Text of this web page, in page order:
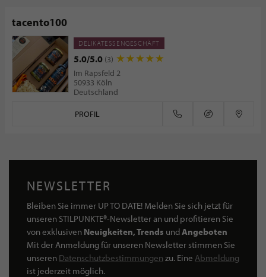
tacento100
DELIKATESSENGESCHÄFT
5.0/5.0 (3)
Im Rapsfeld 2
50933 Köln
Deutschland
PROFIL
NEWSLETTER
Bleiben Sie immer UP TO DATE! Melden Sie sich jetzt für
unseren STILPUNKTE®-Newsletter an und profitieren Sie
von exklusiven Neuigkeiten, Trends undAngeboten
Mit der Anmeldung für unseren Newsletter stimmen Sie
unseren Datenschutzbestimmungen zu. Eine Abmeldung
ist jederzeit möglich.